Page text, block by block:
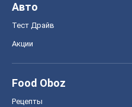
Авто
Тест Драйв
Акции
Food Oboz
Рецепты